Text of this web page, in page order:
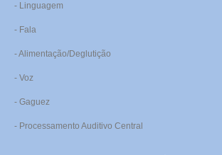
- Linguagem
- Fala
- Alimentação/Deglutição
- Voz
- Gaguez
- Processamento Auditivo Central